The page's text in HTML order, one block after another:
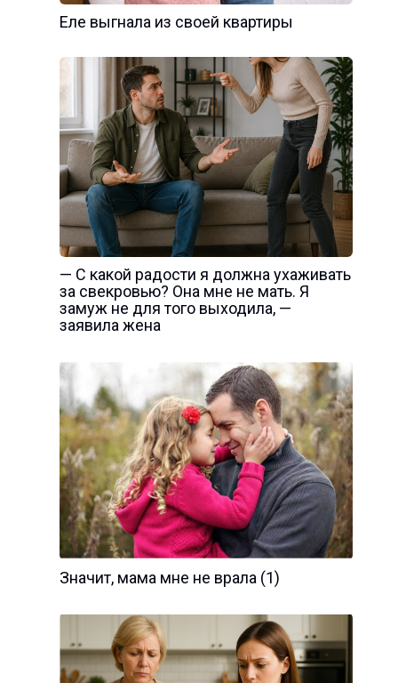
Еле выгнала из своей квартиры
— С какой радости я должна ухаживать
за свекровью? Она мне не мать. Я
замуж не для того выходила, —
заявила жена
Значит, мама мне не врала (1)